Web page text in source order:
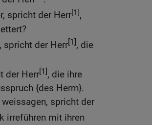
spricht der Herr[1],
spricht der Herr[1], die
der Herr[1], die ihre
{des Herrn}.
spricht der
irreführen mit ihren